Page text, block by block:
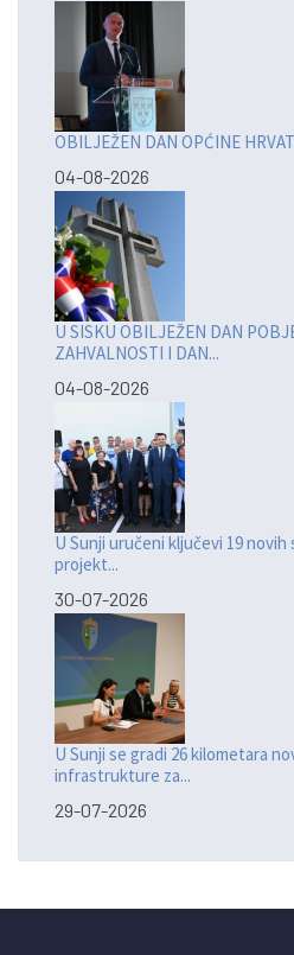
OBILJEŽEN DAN OPĆINE
04-08-2026
U SISKU OBILJEŽEN DAN
ZAHVALNOSTI I DAN...
04-08-2026
U Sunji uručeni ključevi 19 novih
projekt...
30-07-2026
U Sunji se gradi 26 kilometara
infrastrukture za...
29-07-2026